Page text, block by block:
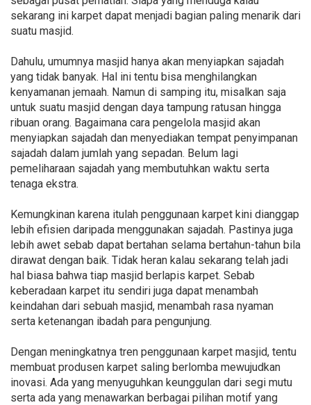
sekarang ini karpet dapat menjadi bagian paling menarik dari
suatu masjid.
Dahulu, umumnya masjid hanya akan menyiapkan sajadah
yang tidak banyak. Hal ini tentu bisa menghilangkan
kenyamanan jemaah. Namun di samping itu, misalkan saja
untuk suatu masjid dengan daya tampung ratusan hingga
ribuan orang. Bagaimana cara pengelola masjid akan
menyiapkan sajadah dan menyediakan tempat penyimpanan
sajadah dalam jumlah yang sepadan. Belum lagi
pemeliharaan sajadah yang membutuhkan waktu serta
tenaga ekstra.
Kemungkinan karena itulah penggunaan karpet kini dianggap
lebih efisien daripada menggunakan sajadah. Pastinya juga
lebih awet sebab dapat bertahan selama bertahun-tahun bila
dirawat dengan baik. Tidak heran kalau sekarang telah jadi
hal biasa bahwa tiap masjid berlapis karpet. Sebab
keberadaan karpet itu sendiri juga dapat menambah
keindahan dari sebuah masjid, menambah rasa nyaman
serta ketenangan ibadah para pengunjung.
Dengan meningkatnya tren penggunaan karpet masjid, tentu
membuat produsen karpet saling berlomba mewujudkan
inovasi. Ada yang menyuguhkan keunggulan dari segi mutu
serta ada yang menawarkan berbagai pilihan motif yang